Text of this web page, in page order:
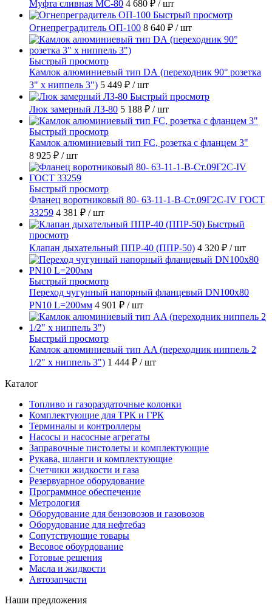
Муфта сливная МС-80 4 680 ₽ / шт
Быстрый просмотр
Огнепреградитель ОП-100 8 640 ₽ / шт
Быстрый просмотр
Камлок алюминиевый тип DА (переходник 90° розетка
3" х ниппель 3") 5 449 ₽ / шт
Быстрый просмотр
Люк замерный ЛЗ-80 5 188 ₽ / шт
Быстрый просмотр
Камлок алюминиевый тип FC, розетка с фланцем 3"
8 925 ₽ / шт
Быстрый просмотр
Фланец воротниковый 80- 63-11-1-B-Ст.09Г2С-IV ГОСТ
33259 4 381 ₽ / шт
Быстрый
просмотр
Клапан дыхательный ППР-40 (ППР-50) 4 320 ₽ / шт
Быстрый просмотр
Переход чугунный напорный фланцевый DN100х80
PN10 L=200мм 4 901 ₽ / шт
Быстрый просмотр
Камлок алюминиевый тип AA (переходник ниппель 2
1/2" х ниппель 3") 1 444 ₽ / шт
Каталог
Топливо и газораздаточные колонки
Комплектующие для ТРК и ГРК
Терминалы и контроллеры
Насосы и насосные агрегаты
Заправочные пистолеты и комплектующие
Рукава, шланги и комплектующие
Счетчики жидкости и газа
Резервуарное оборудование
Программное обеспечение
Метрология
Оборудование для бензовозов и газовозов
Оборудование для нефтебаз
Сопутствующие товары
Весовое обоурдование
Готовые решения
Масла и жидкости
Автозапчасти
Наши предложения